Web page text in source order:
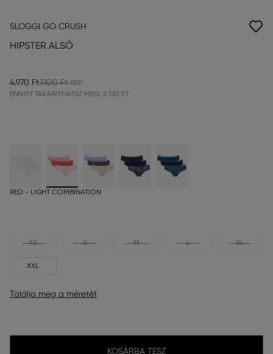
SLOGGI GO CRUSH
HIPSTER ALSÓ
4.970 Ft7.100 Ft
ENNYIT TAKARÍTHATSZ MEG: 2.130 FT
RED - LIGHT COMBINATION
XS S M L XL
XXL
Találja meg a méretét
KOSÁRBA TESZ